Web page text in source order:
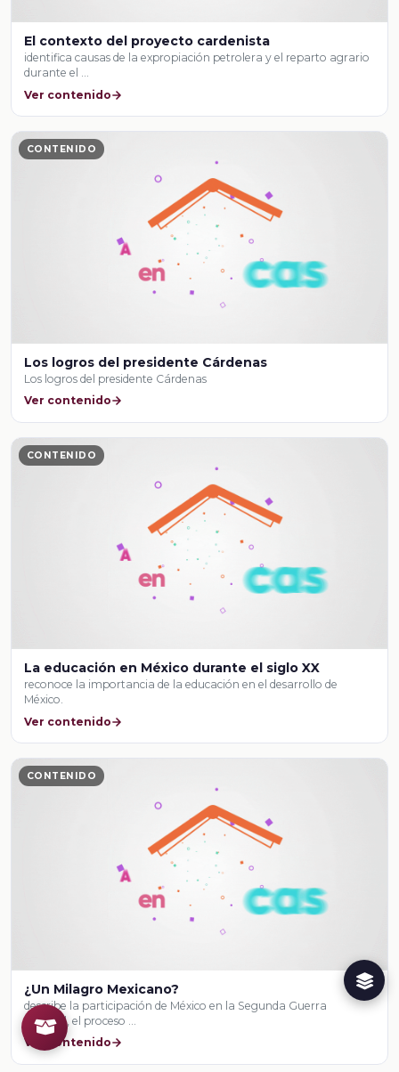
El contexto del proyecto cardenista
identifica causas de la expropiación petrolera y el reparto agrario
durante el …
Ver contenido
CONTENIDO
Los logros del presidente Cárdenas
Los logros del presidente Cárdenas
Ver contenido
CONTENIDO
La educación en México durante el siglo XX
reconoce la importancia de la educación en el desarrollo de
México.
Ver contenido
CONTENIDO
¿Un Milagro Mexicano?
describe la participación de México en la Segunda Guerra
Mundial, el proceso …
Ver contenido